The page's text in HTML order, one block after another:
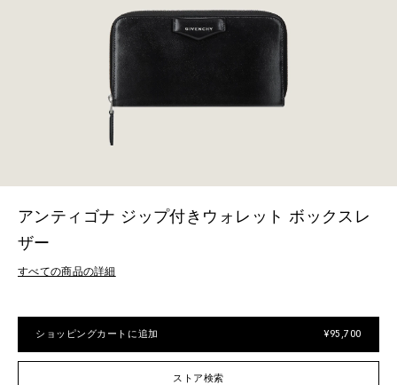
アンティゴナ ジップ付きウォレット ボックスレ
ザー
すべての商品の詳細
ショッピングカートに追加 ¥95,700
ストア検索